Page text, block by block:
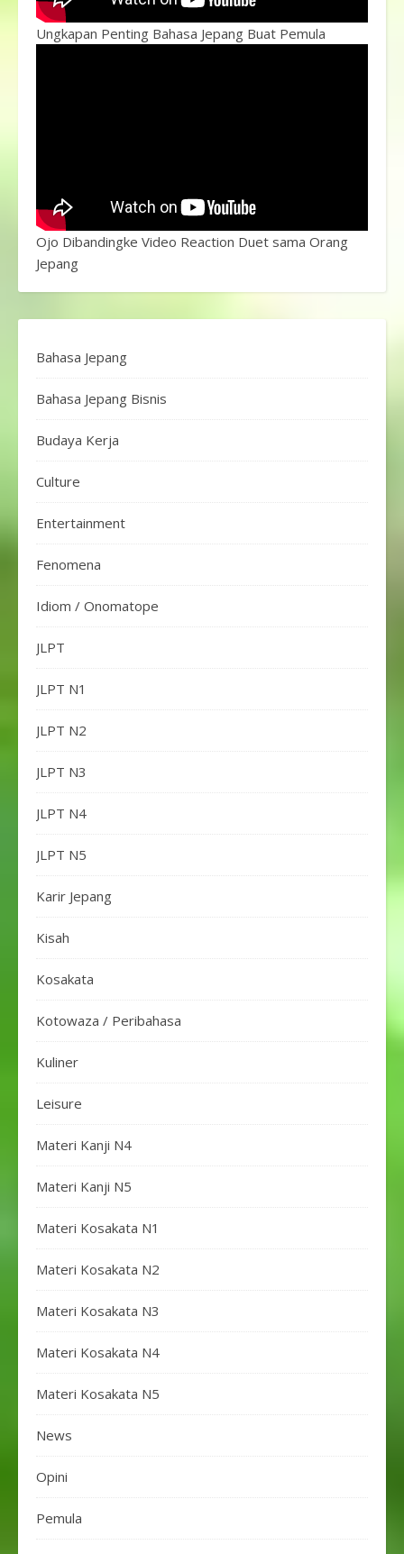
Ungkapan Penting Bahasa Jepang Buat Pemula
Ojo Dibandingke Video Reaction Duet sama Orang
Jepang
Bahasa Jepang
Bahasa Jepang Bisnis
Budaya Kerja
Culture
Entertainment
Fenomena
Idiom / Onomatope
JLPT
JLPT N1
JLPT N2
JLPT N3
JLPT N4
JLPT N5
Karir Jepang
Kisah
Kosakata
Kotowaza / Peribahasa
Kuliner
Leisure
Materi Kanji N4
Materi Kanji N5
Materi Kosakata N1
Materi Kosakata N2
Materi Kosakata N3
Materi Kosakata N4
Materi Kosakata N5
News
Opini
Pemula